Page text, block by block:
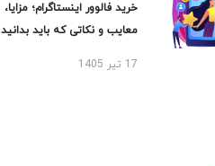
خرید فالوور اینستاگرام؛ مزایا،
معایب و نکاتی که باید بدانید
17 تیر 1405